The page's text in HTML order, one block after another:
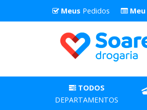
Meus Pedidos Meu
TODOS
DEPARTAMENTOS